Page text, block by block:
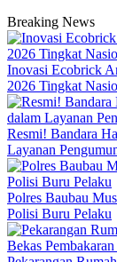
Breaking News
Inovasi Ecobrick
2026 Tingkat
Resmi! Bandara
Layanan
Polres Baubau
Polisi Buru Pelaku